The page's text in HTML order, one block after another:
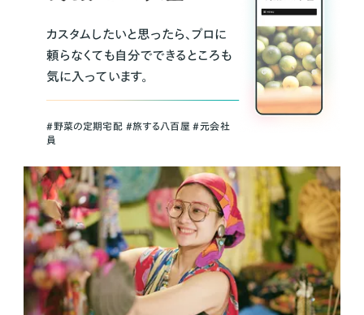
カスタムしたいと思ったら、プロに
頼らなくても自分でできるところも
気に入っています。
＃野菜の定期宅配 ＃旅する八百屋 ＃元会社
員